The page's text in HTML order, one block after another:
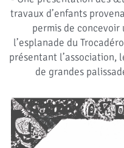
travaux d’enfants
permis de
l’esplanade du
présentant l’association,
de grandes